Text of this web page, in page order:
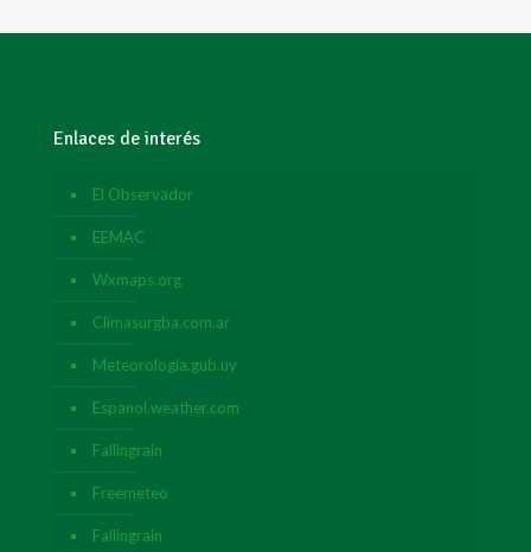
Enlaces de interés
El Observador
EEMAC
Wxmaps.org
Climasurgba.com.ar
Meteorologia.gub.uy
Espanol.weather.com
Fallingrain
Freemeteo
Fallingrain